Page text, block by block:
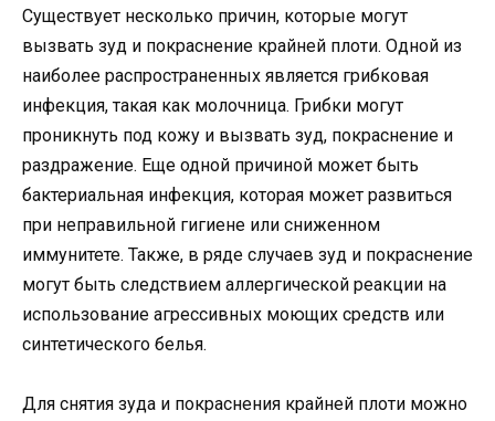
Существует несколько причин, которые могут
вызвать зуд и покраснение крайней плоти. Одной из
наиболее распространенных является грибковая
инфекция, такая как молочница. Грибки могут
проникнуть под кожу и вызвать зуд, покраснение и
раздражение. Еще одной причиной может быть
бактериальная инфекция, которая может развиться
при неправильной гигиене или сниженном
иммунитете. Также, в ряде случаев зуд и покраснение
могут быть следствием аллергической реакции на
использование агрессивных моющих средств или
синтетического белья.
Для снятия зуда и покраснения крайней плоти можно